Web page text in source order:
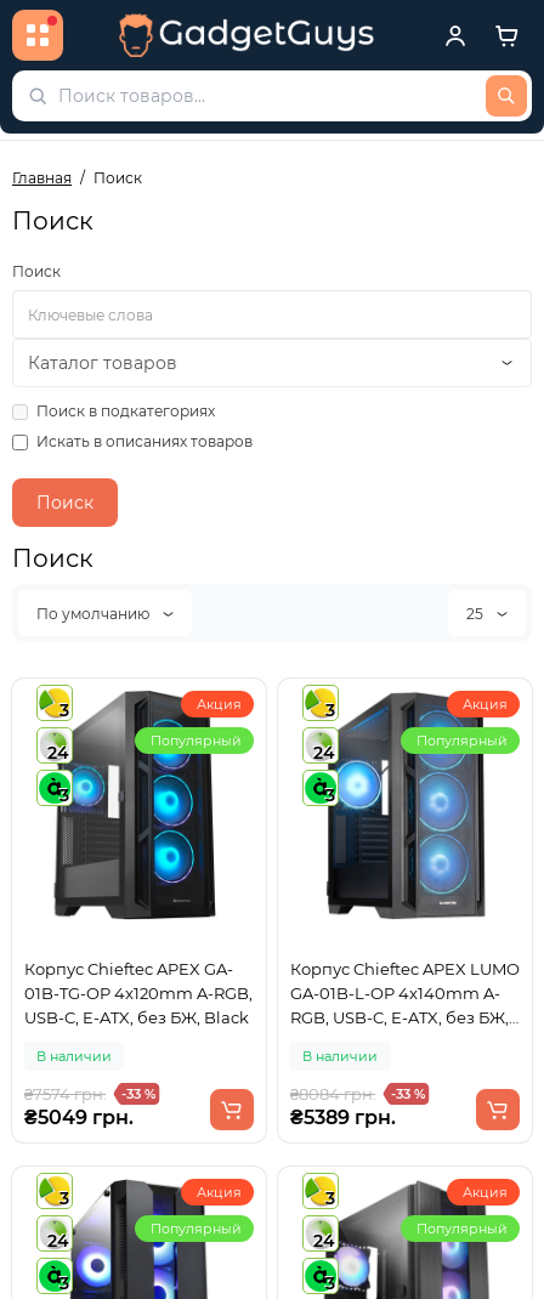
Главная Поиск
Поиск
Поиск
Поиск в подкатегориях
Искать в описаниях товаров
Поиск
По умолчанию 25
3
24
3
Акция
Популярный
Корпус Chieftec APEX GA-
01B-TG-OP 4x120mm A-RGB,
USB-C, E-ATX, без БЖ, Black
В наличии
₴7574 грн. -33 %
₴5049 грн.
3
24
3
Акция
Популярный
Корпус Chieftec APEX LUMO
GA-01B-L-OP 4x140mm A-
RGB, USB-C, E-ATX, без БЖ,
В наличии
₴8084 грн. -33 %
₴5389 грн.
3
24
3
Акция
Популярный
3
24
3
Акция
Популярный